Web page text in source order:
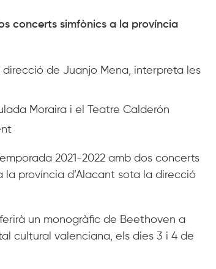
concerts simfònics a la província
direcció de Juanjo Mena, interpreta les
Moraira i el Teatre Calderón
2021-2022 amb dos concerts
la província d’Alacant sota la direcció
un monogràfic de Beethoven a
cultural valenciana, els dies 3 i 4 de